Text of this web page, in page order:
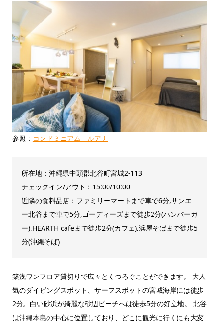
参照： コンドミニアム ルアナ
所在地：沖縄県中頭郡北谷町宮城2-113
チェックイン/アウト：15:00/10:00
近隣の食料品店：ファミリーマートまで車で6分,サンエ
ー北谷まで車で5分,ゴーディーズまで徒歩2分(ハンバーガ
ー),HEARTH cafeまで徒歩2分(カフェ),浜屋そばまで徒歩5
分(沖縄そば)
築浅ワンフロア貸切りで広々とくつろぐことができます。 大人
気のダイビングスポット、サーフスポットの宮城海岸には徒歩
2分。白い砂浜が綺麗な砂辺ビーチへは徒歩5分の好立地。 北谷
は沖縄本島の中心に位置しており、どこに観光に行くにも大変